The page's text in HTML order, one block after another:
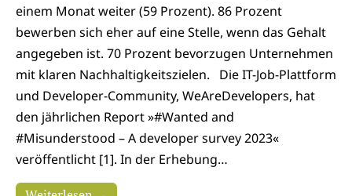
einem Monat weiter (59 Prozent). 86 Prozent
bewerben sich eher auf eine Stelle, wenn das Gehalt
angegeben ist. 70 Prozent bevorzugen Unternehmen
mit klaren Nachhaltigkeitszielen. Die IT-Job-Plattform
und Developer-Community, WeAreDevelopers, hat
den jährlichen Report »#Wanted and
#Misunderstood – A developer survey 2023«
veröffentlicht [1]. In der Erhebung…